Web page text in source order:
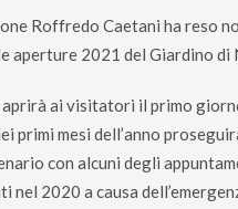
Roffredo Caetani ha reso
aperture 2021 del Giardino di
ai visitatori il primo
primi mesi dell’anno
con alcuni degli
nel 2020 a causa